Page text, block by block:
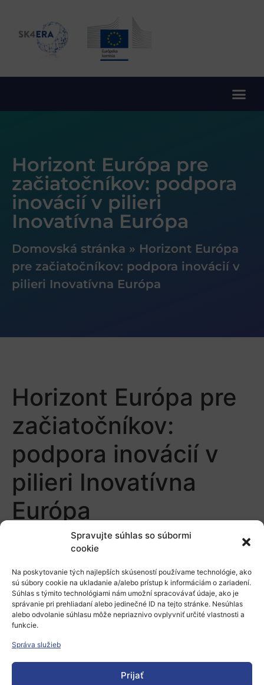
Spravujte súhlas so súbormi
cookie
Na poskytovanie tých najlepších skúseností používame technológie, ako
sú súbory cookie na ukladanie a/alebo prístup k informáciám o zariadení.
Súhlas s týmito technológiami nám umožní spracovávať údaje, ako je
správanie pri prehliadaní alebo jedinečné ID na tejto stránke. Nesúhlas
alebo odvolanie súhlasu môže nepriaznivo ovplyvniť určité vlastnosti a
funkcie.
Správa služieb
Prijať
Horizont Európa pre
začiatočníkov: podpora
inovácií v pilieri
Inovatívna Európa
Domovská stránka » Horizont Európa
pre začiatočníkov: podpora inovácií v
pilieri Inovatívna Európa
Horizont Európa pre
začiatočníkov:
podpora inovácií v
pilieri Inovatívna
Európa
Pridaj komentár
Prepáčte, ale pred zanechaním komentára sa musíte
prihlásiť.
Európsky výskumný priestor